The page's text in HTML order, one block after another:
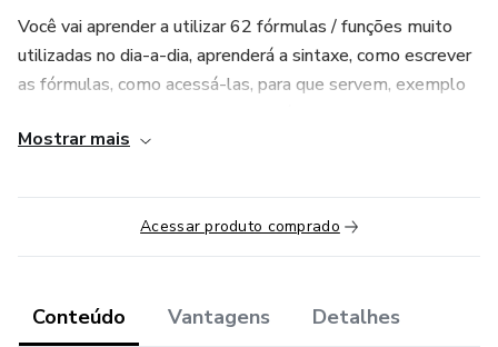
Você vai aprender a utilizar 62 fórmulas / funções muito
utilizadas no dia-a-dia, aprenderá a sintaxe, como escrever
as fórmulas, como acessá-las, para que servem, exemplo
base de dados, é Show !!!
Este curso vai te elevar para um patamar altíssimo de
conhecimento sobre o Excel, com certeza vai aumentar sua
empregabilidade, poderá até concorrer a uma vaga que
assunto.
Mostrar mais
Acessar produto comprado
Conteúdo Vantagens Detalhes